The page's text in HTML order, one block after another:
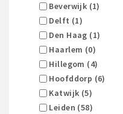
Beverwijk (1)
Delft (1)
Den Haag (1)
Haarlem (0)
Hillegom (4)
Hoofddorp (6)
Katwijk (5)
Leiden (58)